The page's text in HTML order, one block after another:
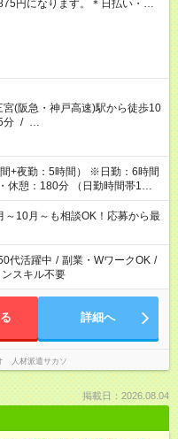
円になります。＊日払い・週
宮(阪急・神戸高速)駅から徒歩10
分 / …
+夜勤：5時間） ※日勤：6時間
勤時間帯2時間+夜勤時間帯1時間
ー/受付/販売/カフェスタッフ ス
品販売/など未経験の方たちが活
～10月～も相談OK！応募から最
代活躍中 / 副業・WワークOK /
スキル不要
詳細へ
人材派遣サカソ
掲載日：2026.08.04